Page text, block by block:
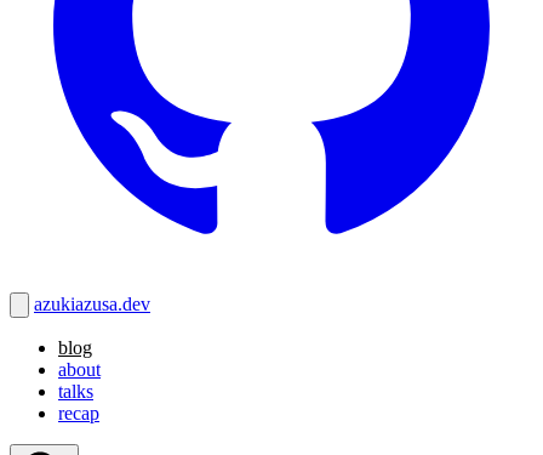
azukiazusa.dev
blog
about
talks
recap